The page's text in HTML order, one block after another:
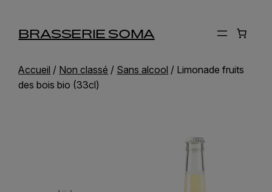
BRASSERIE SOMA
Accueil / Non classé / Sans alcool / Limonade fruits
des bois bio (33cl)